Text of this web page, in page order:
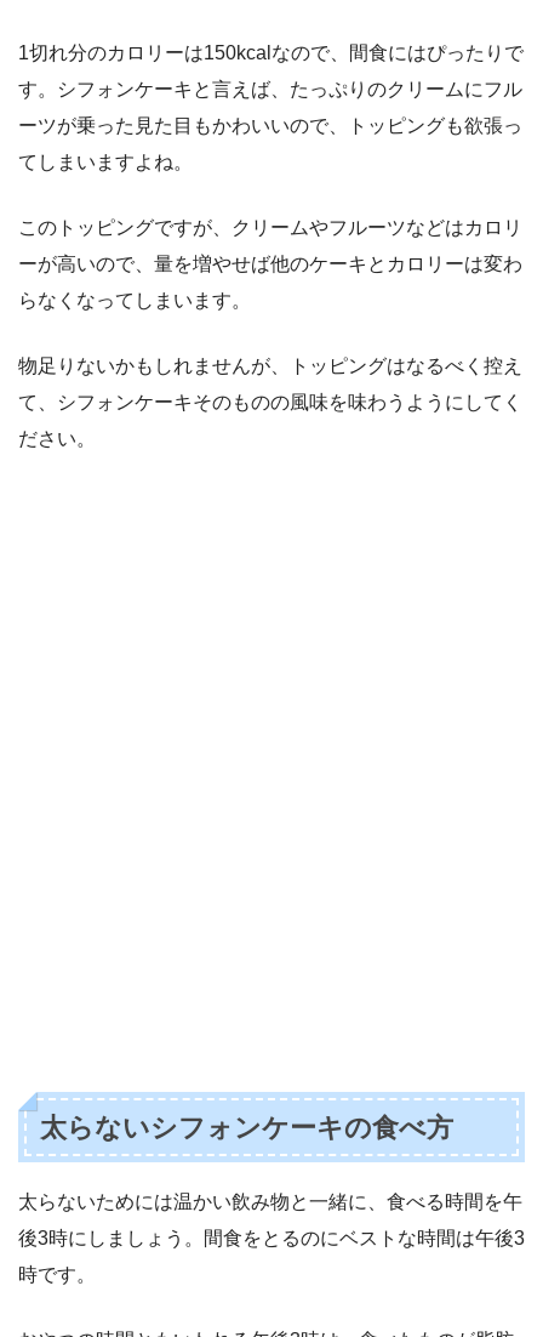
1切れ分のカロリーは150kcalなので、間食にはぴったりで
す。シフォンケーキと言えば、たっぷりのクリームにフル
ーツが乗った見た目もかわいいので、トッピングも欲張っ
てしまいますよね。
このトッピングですが、クリームやフルーツなどはカロリ
ーが高いので、量を増やせば他のケーキとカロリーは変わ
らなくなってしまいます。
物足りないかもしれませんが、トッピングはなるべく控え
て、シフォンケーキそのものの風味を味わうようにしてく
ださい。
太らないシフォンケーキの食べ方
太らないためには温かい飲み物と一緒に、食べる時間を午
後3時にしましょう。間食をとるのにベストな時間は午後3
時です。